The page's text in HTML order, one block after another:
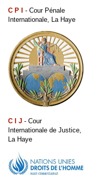
C P I
- Cour Pénale
Internationale, La Haye
C I J - Cour
Internationale de Justice,
La Haye